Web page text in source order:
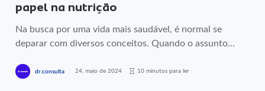
papel na nutrição
Na busca por uma vida mais saudável, é normal se
deparar com diversos conceitos. Quando o assunto...
dr.consulta 24, maio de 2024 10 minutos para ler